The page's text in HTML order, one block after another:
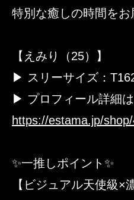
特別な癒しの時間を
【えみり（25）】
▶ スリーサイズ：
▶ プロフィール詳細
https://estama.jp/
✨一推しポイント✨
【ビジュアル天使級